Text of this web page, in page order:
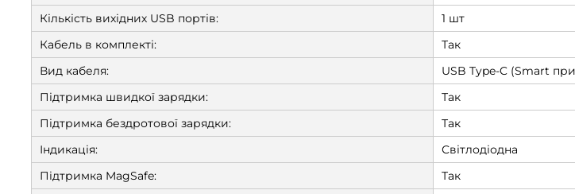
Кількість вихідних USB портів:
1 шт
Кабель в комплекті:
Так
Вид кабеля:
USB Type-C (Smart
Підтримка швидкої зарядки:
Так
Підтримка бездротової зарядки:
Так
Індикація:
Світлодіодна
Підтримка MagSafe:
Так